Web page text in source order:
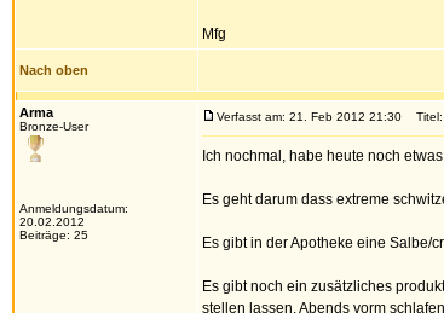
Mfg
Nach oben
Arma
Bronze-User
Anmeldungsdatum:
20.02.2012
Beiträge: 25
Verfasst am: 21. Feb 2012 21:30 Titel:
Ich nochmal, habe heute noch
Es geht darum dass extreme
Es gibt in der Apotheke eine Salbe/
Es gibt noch ein zusätzliches
stellen lassen. Abends vorm